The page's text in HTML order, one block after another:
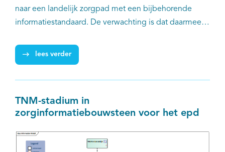
naar een landelijk zorgpad met een bijbehorende
informatiestandaard. De verwachting is dat daarmee
Negen organisaties, waaronder alle relevante
specialistenverenigingen, de Nederlandse Werkgroep
intensief samenwerken.
lees verder
TNM-stadium in
zorginformatiebouwsteen voor het epd